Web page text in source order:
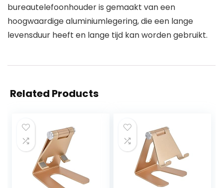
bureautelefoonhouder is gemaakt van een
hoogwaardige aluminiumlegering, die een lange
levensduur heeft en lange tijd kan worden gebruikt.
Related Products